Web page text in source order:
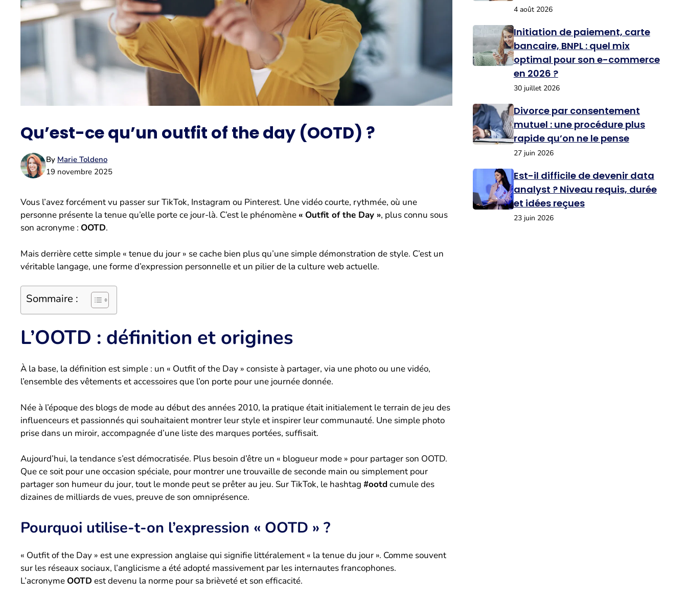
Qu’est-ce qu’un outfit of the day (OOTD) ?
By Marie Toldeno
19 novembre 2025
Vous l’avez forcément vu passer sur TikTok, Instagram ou Pinterest. Une vidéo courte, rythmée, où une
personne présente la tenue qu’elle porte ce jour-là. C’est le phénomène « Outfit of the Day », plus connu sous
son acronyme : OOTD.
Mais derrière cette simple « tenue du jour » se cache bien plus qu’une simple démonstration de style. C’est un
véritable langage, une forme d’expression personnelle et un pilier de la culture web actuelle.
Sommaire :
L’OOTD : définition et origines
À la base, la définition est simple : un « Outfit of the Day » consiste à partager, via une photo ou une vidéo,
l’ensemble des vêtements et accessoires que l’on porte pour une journée donnée.
Née à l’époque des blogs de mode au début des années 2010, la pratique était initialement le terrain de jeu des
influenceurs et passionnés qui souhaitaient montrer leur style et inspirer leur communauté. Une simple photo
prise dans un miroir, accompagnée d’une liste des marques portées, suffisait.
Aujourd’hui, la tendance s’est démocratisée. Plus besoin d’être un « blogueur mode » pour partager son OOTD.
Que ce soit pour une occasion spéciale, pour montrer une trouvaille de seconde main ou simplement pour
partager son humeur du jour, tout le monde peut se prêter au jeu. Sur TikTok, le hashtag #ootdcumule des
dizaines de milliards de vues, preuve de son omniprésence.
Pourquoi utilise-t-on l’expression « OOTD » ?
« Outfit of the Day » est une expression anglaise qui signifie littéralement « la tenue du jour ». Comme souvent
sur les réseaux sociaux, l’anglicisme a été adopté massivement par les internautes francophones.
L’acronyme OOTD est devenu la norme pour sa brièveté et son efficacité.
4 août 2026
Initiation de paiement, carte
bancaire, BNPL : quel mix
optimal pour son e-commerce
en 2026 ?
30 juillet 2026
Divorce par consentement
mutuel : une procédure plus
rapide qu’on ne le pense
27 juin 2026
Est-il difficile de devenir data
analyst ? Niveau requis, durée
et idées reçues
23 juin 2026